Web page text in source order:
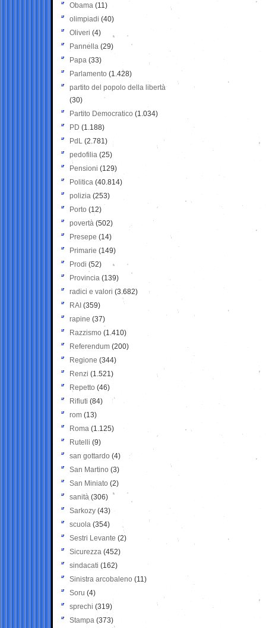
Obama (11)
olimpiadi (40)
Oliveri (4)
Pannella (29)
Papa (33)
Parlamento (1.428)
partito del popolo della libertà
(30)
Partito Democratico (1.034)
PD (1.188)
PdL (2.781)
pedofilia (25)
Pensioni (129)
Politica (40.814)
polizia (253)
Porto (12)
povertà (502)
Presepe (14)
Primarie (149)
Prodi (52)
Provincia (139)
radici e valori (3.682)
RAI (359)
rapine (37)
Razzismo (1.410)
Referendum (200)
Regione (344)
Renzi (1.521)
Repetto (46)
Rifiuti (84)
rom (13)
Roma (1.125)
Rutelli (9)
san gottardo (4)
San Martino (3)
San Miniato (2)
sanità (306)
Sarkozy (43)
scuola (354)
Sestri Levante (2)
Sicurezza (452)
sindacati (162)
Sinistra arcobaleno (11)
Soru (4)
sprechi (319)
Stampa (373)